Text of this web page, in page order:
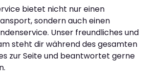
bietet nicht nur einen
sondern auch einen
Unser freundliches und
steht dir während des gesamten
zur Seite und beantwortet gerne